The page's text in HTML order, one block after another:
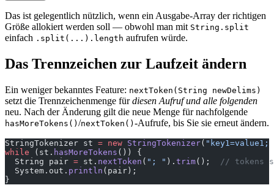
Das ist gelegentlich nützlich, wenn ein Ausgabe-Array der richtigen
Größe allokiert werden soll — obwohl man mit String.split
einfach .split(...).length aufrufen würde.
Das Trennzeichen zur Laufzeit ändern
Ein weniger bekanntes Feature: nextToken(String newDelims)
setzt die Trennzeichenmenge fürdiesen Aufruf und alle folgenden
neu. Nach der Änderung gilt die neue Menge für nachfolgende
hasMoreTokens() /nextToken() -Aufrufe, bis Sie sie erneut ändern.
StringTokenizer st = new StringTokenizer( "key1=value1;
while (st. hasMoreTokens ()) {
  String pair
= st. nextToken ( "; " ). trim();
// tokens
  System.out.
println (pair);
}